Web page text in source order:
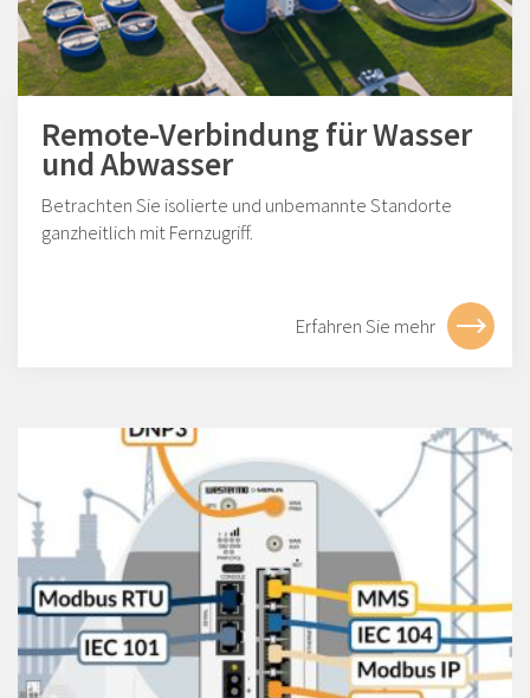
Remote-Verbindung für Wasser
und Abwasser
Betrachten Sie isolierte und unbemannte Standorte
ganzheitlich mit Fernzugriff.
Erfahren Sie mehr